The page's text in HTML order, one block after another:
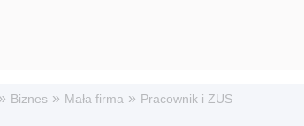
» Biznes » Mała firma » Pracownik i ZUS